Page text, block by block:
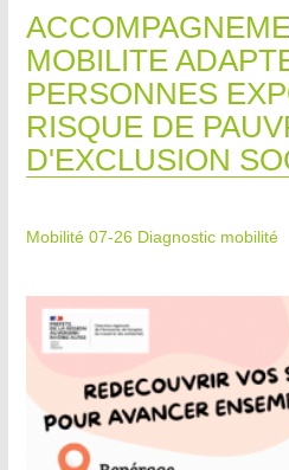
MOBILITE
PERSONNES
RISQUE DE
D'EXCLUSION
Mobilité 07-26 Diagnostic mobilité